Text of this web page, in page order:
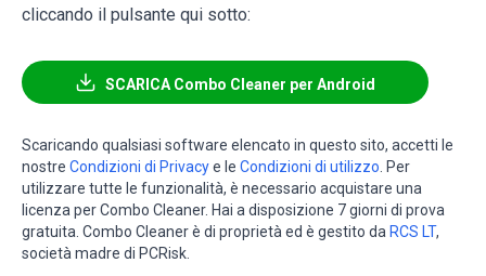
cliccando il pulsante qui sotto:
SCARICA Combo Cleaner per Android
Scaricando qualsiasi software elencato in questo sito, accetti le
nostre Condizioni di Privacye le Condizioni di utilizzo . Per
utilizzare tutte le funzionalità, è necessario acquistare una
licenza per Combo Cleaner. Hai a disposizione 7 giorni di prova
gratuita. Combo Cleaner è di proprietà ed è gestito da RCS LT,
società madre di PCRisk.